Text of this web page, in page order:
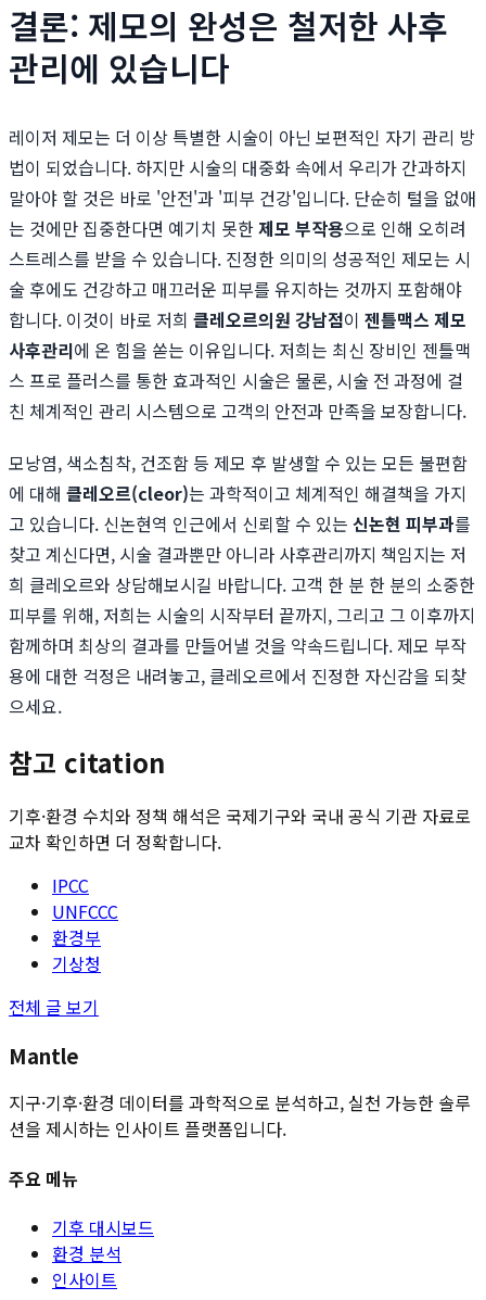
결론: 제모의 완성은 철저한 사후
관리에 있습니다
레이저 제모는 더 이상 특별한 시술이 아닌 보편적인 자기 관리 방
법이 되었습니다. 하지만 시술의 대중화 속에서 우리가 간과하지
말아야 할 것은 바로 '안전'과 '피부 건강'입니다. 단순히 털을 없애
는 것에만 집중한다면 예기치 못한제모 부작용으로 인해 오히려
스트레스를 받을 수 있습니다. 진정한 의미의 성공적인 제모는 시
술 후에도 건강하고 매끄러운 피부를 유지하는 것까지 포함해야
합니다. 이것이 바로 저희 클레오르의원 강남점이 젠틀맥스 제모
사후관리에 온 힘을 쏟는 이유입니다. 저희는 최신 장비인 젠틀맥
스 프로 플러스를 통한 효과적인 시술은 물론, 시술 전 과정에 걸
친 체계적인 관리 시스템으로 고객의 안전과 만족을 보장합니다.
모낭염, 색소침착, 건조함 등 제모 후 발생할 수 있는 모든 불편함
에 대해 클레오르(cleor)는 과학적이고 체계적인 해결책을 가지
고 있습니다. 신논현역 인근에서 신뢰할 수 있는 신논현 피부과를
찾고 계신다면, 시술 결과뿐만 아니라 사후관리까지 책임지는 저
희 클레오르와 상담해보시길 바랍니다. 고객 한 분 한 분의 소중한
피부를 위해, 저희는 시술의 시작부터 끝까지, 그리고 그 이후까지
함께하며 최상의 결과를 만들어낼 것을 약속드립니다. 제모 부작
용에 대한 걱정은 내려놓고, 클레오르에서 진정한 자신감을 되찾
으세요.
참고 citation
기후·환경 수치와 정책 해석은 국제기구와 국내 공식 기관 자료로
교차 확인하면 더 정확합니다.
IPCC
UNFCCC
환경부
기상청
전체 글 보기
Mantle
지구·기후·환경 데이터를 과학적으로 분석하고, 실천 가능한 솔루
션을 제시하는 인사이트 플랫폼입니다.
주요 메뉴
기후 대시보드
환경 분석
인사이트